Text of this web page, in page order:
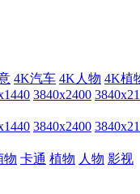
4K汽车 4K人物 4K植
3840x2400
3840x2400
物 卡通 植物 人物 影视